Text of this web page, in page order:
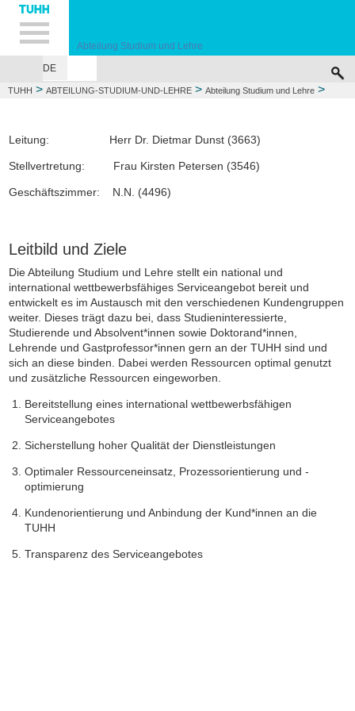
Hauptnavigation
Unternavigation
Inhalt
Suche
Abteilung Studium und Lehre
DE
TUHH > ABTEILUNG-STUDIUM-UND-LEHRE > Abteilung Studium und Lehre >
Leitung: Herr Dr. Dietmar Dunst (3663)
Stellvertretung: Frau Kirsten Petersen (3546)
Geschäftszimmer: N.N. (4496)
Leitbild und Ziele
Die Abteilung Studium und Lehre stellt ein national und
international wettbewerbsfähiges Serviceangebot bereit und
entwickelt es im Austausch mit den verschiedenen Kundengruppen
weiter. Dieses trägt dazu bei, dass Studieninteressierte,
Studierende und Absolvent*innen sowie Doktorand*innen,
Lehrende und Gastprofessor*innen gern an der TUHH sind und
sich an diese binden. Dabei werden Ressourcen optimal genutzt
und zusätzliche Ressourcen eingeworben.
Bereitstellung eines international wettbewerbsfähigen
Serviceangebotes
Sicherstellung hoher Qualität der Dienstleistungen
Optimaler Ressourceneinsatz, Prozessorientierung und -
optimierung
Kundenorientierung und Anbindung der Kund*innen an die
TUHH
Transparenz des Serviceangebotes